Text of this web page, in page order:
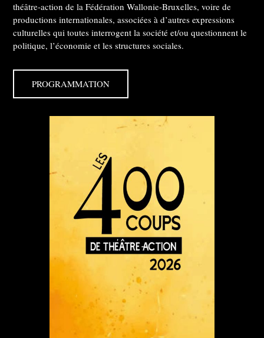
théâtre-action de la Fédération Wallonie-Bruxelles, voire de
productions internationales, associées à d’autres expressions
culturelles qui toutes interrogent la société et/ou questionnent le
politique, l’économie et les structures sociales.
PROGRAMMATION